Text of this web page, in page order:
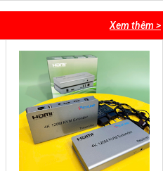
Xem thêm >